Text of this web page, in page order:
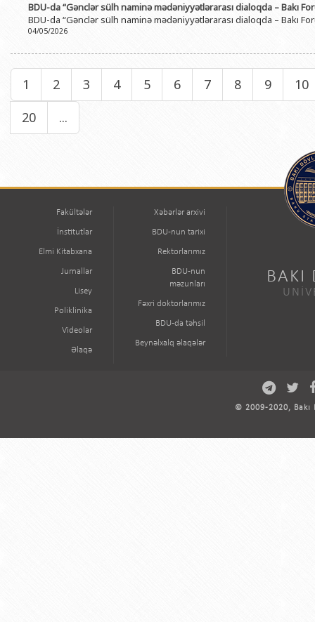
BDU-da “Gənclər sülh naminə mədəniyyətlərarası dialoqda – Bakı
BDU-da “Gənclər sülh naminə mədəniyyətlərarası dialoqda – Bakı
04/05/2026
1 2 3 4 5 6 7 8 9
10
20
...
Fakültələr
İnstitutlar
Elmi Kitabxana
Jurnallar
Lisey
Poliklinika
Videolar
Əlaqə
Xəbərlər arxivi
BDU-nun tarixi
Rektorlarımız
BDU-nun
məzunları
Fəxri doktorlarımız
BDU-da təhsil
Beynəlxalq əlaqələr
BAKI
© 2009-2020,